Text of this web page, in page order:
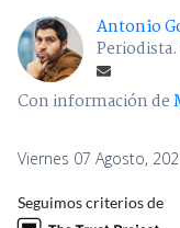
Antonio
Con información de
Viernes 07 Agosto,
Seguimos criterios de